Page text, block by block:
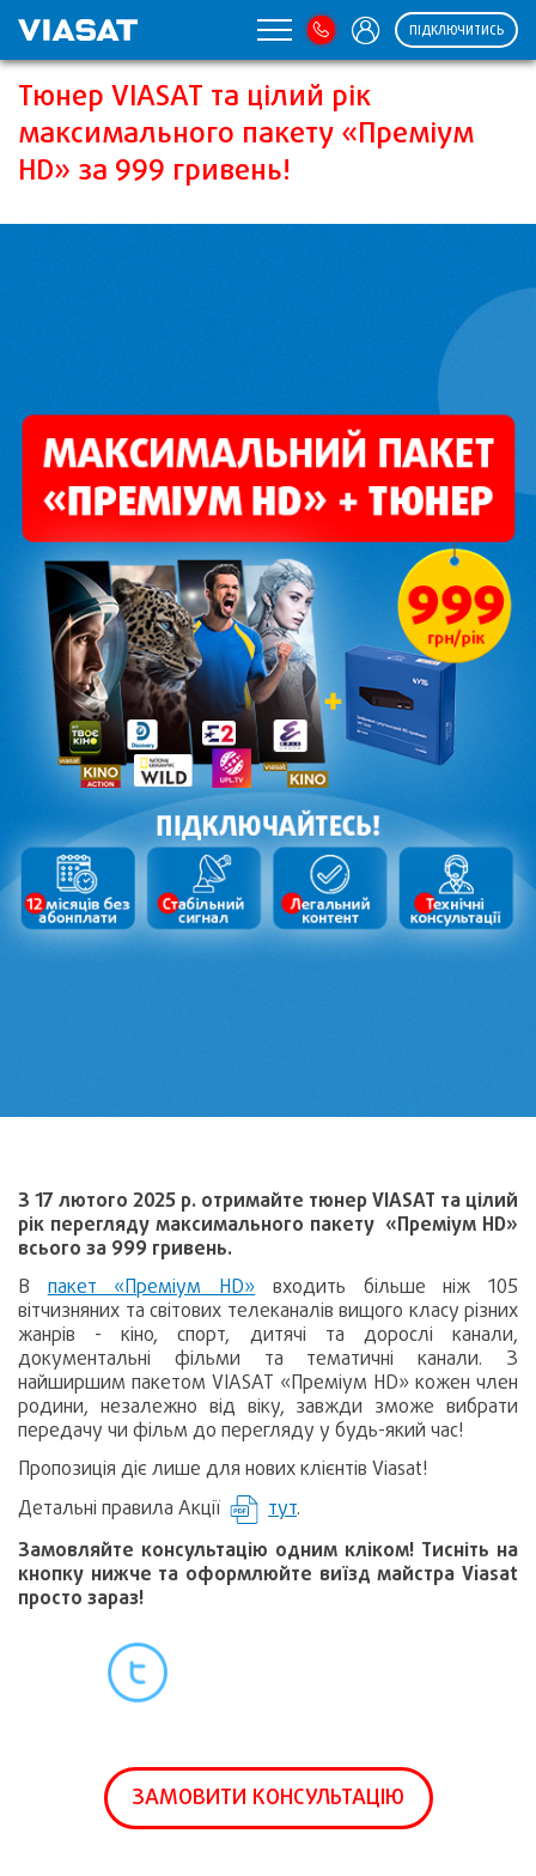
ПІДКЛЮЧИТИСЬ
Тюнер VIASAT та цілий рік
максимального пакету «Преміум
HD» за 999 гривень!
З 17 лютого 2025 р. отримайте тюнер VIASAT та цілий
рік перегляду максимального пакету «Преміум HD»
всього за 999 гривень.
В пакет «Преміум HD» входить більше ніж 105
вітчизняних та світових телеканалів вищого класу різних
жанрів - кіно, спорт, дитячі та дорослі канали,
документальні фільми та тематичні канали. З
найширшим пакетом VIASAT «Преміум HD» кожен член
родини, незалежно від віку, завжди зможе вибрати
передачу чи фільм до перегляду у будь-який час!
Пропозиція діє лише для нових клієнтів Viasat!
Детальні правила Акції
тут.
Замовляйте консультацію одним кліком! Тисніть на
кнопку нижче та оформлюйте виїзд майстра Viasat
просто зараз!
ЗАМОВИТИ КОНСУЛЬТАЦІЮ